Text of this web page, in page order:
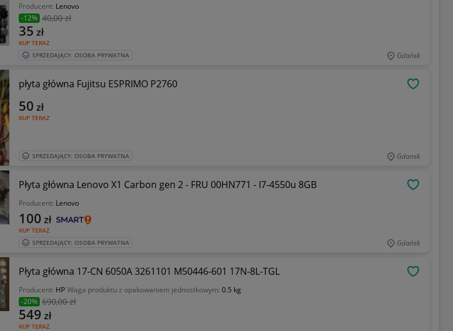
Producent: Lenovo
-12% 40,00 zł
KUP TERAZ
35 zł
SPRZEDAJĄCY: OSOBA PRYWATNA Gdańsk
płyta główna Fujitsu ESPRIMO P2760
KUP TERAZ
50 zł
SPRZEDAJĄCY: OSOBA PRYWATNA Gdansk
Płyta główna Lenovo X1 Carbon gen 2 - FRU 00HN771 - I7-4550u 8GB
Producent: Lenovo
KUP TERAZ
100 zł
SPRZEDAJĄCY: OSOBA PRYWATNA Gdańsk
Płyta główna 17-CN 6050A 3261101 M50446-601 17N-8L-TGL
Producent: HP Waga produktu z opakowaniem jednostkowym: 0.5 kg
-20% 690,00 zł
KUP TERAZ
549 zł